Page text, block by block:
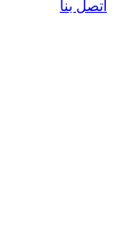
اتصل بنا